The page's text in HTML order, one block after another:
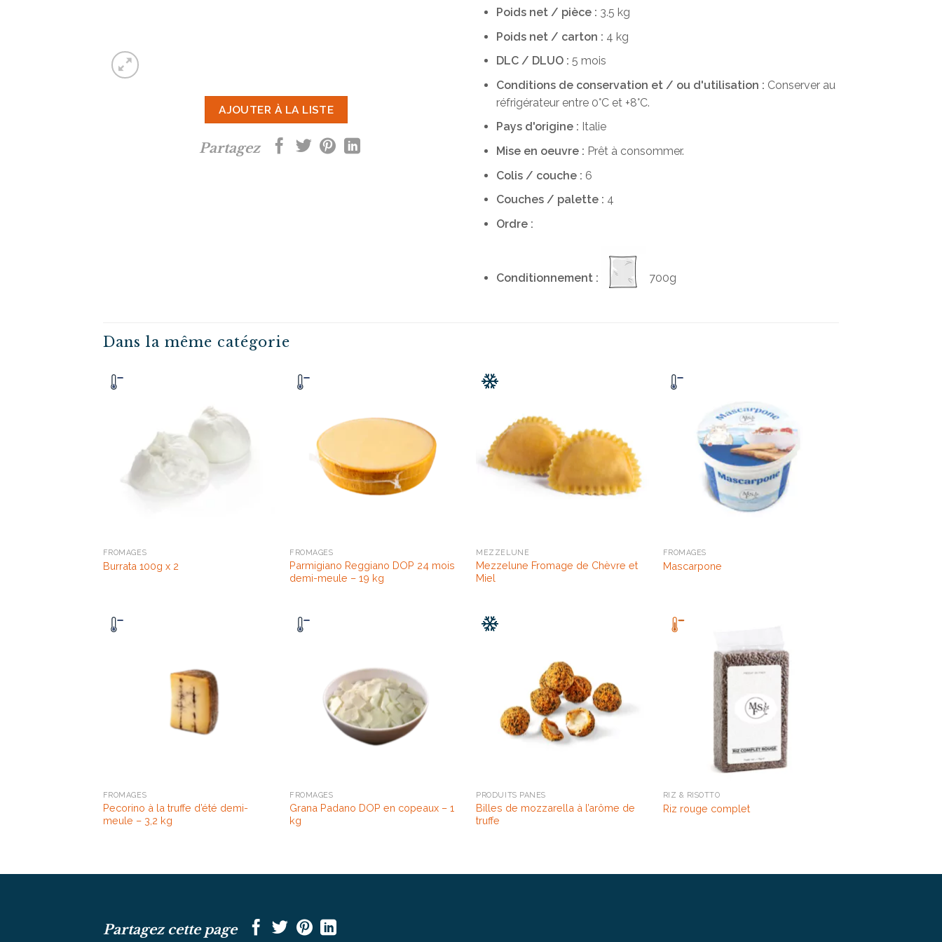
AJOUTER À LA LISTE
Partagez
Poids net / pièce : 3.5 kg
Poids net / carton : 4 kg
DLC / DLUO : 5 mois
Conditions de conservation et / ou d'utilisation : Conserver au
réfrigérateur entre 0°C et +8°C.
Pays d'origine : Italie
Mise en oeuvre : Prêt à consommer.
Colis / couche : 6
Couches / palette : 4
Ordre :
Conditionnement : 700g
Dans la même catégorie
FROMAGES
Burrata 100g x 2
FROMAGES
Parmigiano Reggiano DOP 24 mois
demi-meule – 19 kg
MEZZELUNE
Mezzelune Fromage de Chèvre et
Miel
FROMAGES
Mascarpone
FROMAGES
Pecorino à la truffe d’été demi-
meule – 3,2 kg
FROMAGES
Grana Padano DOP en copeaux – 1
kg
PRODUITS PANÉS
Billes de mozzarella à l’arôme de
truffe
RIZ & RISOTTO
Riz rouge complet
Partagez cette page